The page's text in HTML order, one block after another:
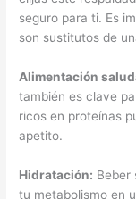
seguro para ti. Es
son sustitutos de
Alimentación
también es clave
ricos en proteínas
apetito.
Hidratación: Beber
tu metabolismo en